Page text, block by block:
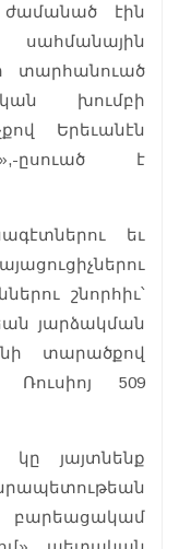
էին
տարհանուած
խումբի
Երեւանէն
ըսուած է
եւ
շնորհիւ՝
յարձակման
տարածքով
509
կը յայտնենք